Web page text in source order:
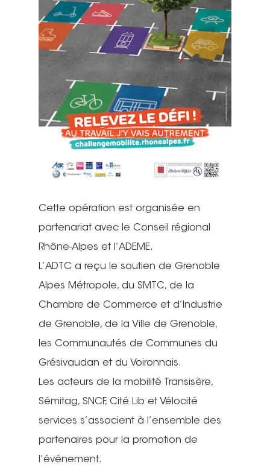
Cette opération est organisée en
partenariat avec le Conseil régional
Rhône-Alpes et l’ADEME.
L’ADTC a reçu le soutien de Grenoble
Alpes Métropole, du SMTC, de la
Chambre de Commerce et d’Industrie
de Grenoble, de la Ville de Grenoble,
les Communautés de Communes du
Grésivaudan et du Voironnais.
Les acteurs de la mobilité Transisère,
Sémitag, SNCF, Cité Lib et Vélocité
services s’associent à l’ensemble des
partenaires pour la promotion de
l’événement.